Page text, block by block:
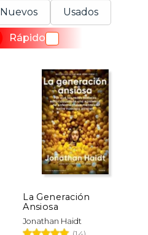
Nuevos Usados
Rápido
La Generación
Ansiosa
Jonathan Haidt